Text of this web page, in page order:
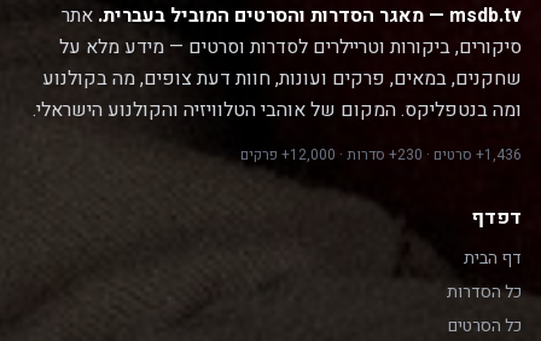
msdb.tv — מאגר הסדרות והסרטים המוביל בעברית.
אתר
סיקורים, ביקורות וטריילרים לסדרות וסרטים — מידע מלא על
שחקנים, במאים, פרקים ועונות, חוות דעת צופים, מה בקולנוע
ומה בנטפליקס. המקום של אוהבי הטלוויזיה והקולנוע הישראלי.
1,436+ סרטים · 230+ סדרות · 12,000+ פרקים
דפדף
דף הבית
כל הסדרות
כל הסרטים